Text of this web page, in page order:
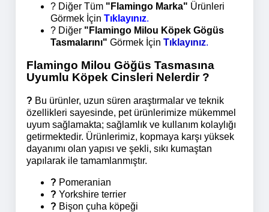
? Diğer Tüm "Flamingo Marka" Ürünleri
Görmek İçin Tıklayınız.
? Diğer "Flamingo Milou Köpek Gögüs
Tasmalarını" Görmek İçin Tıklayınız.
Flamingo Milou Göğüs Tasmasına
Uyumlu Köpek Cinsleri Nelerdir ?
? Bu ürünler, uzun süren araştırmalar ve teknik
özellikleri sayesinde, pet ürünlerimize mükemmel
uyum sağlamakta; sağlamlık ve kullanım kolaylığı
getirmektedir. Ürünlerimiz, kopmaya karşı yüksek
dayanımı olan yapısı ve şekli, sıkı kumaştan
yapılarak ile tamamlanmıştır.
? Pomeranian
? Yorkshire terrier
? Bişon çuha köpeği